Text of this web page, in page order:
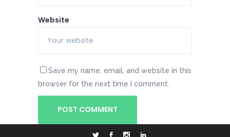
Website
Save my name, email, and website in this
browser for the next time I comment.